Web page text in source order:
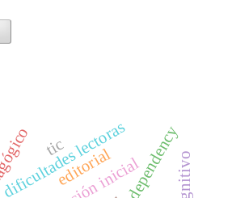
editorial
dificultades lectoras
tic dependency